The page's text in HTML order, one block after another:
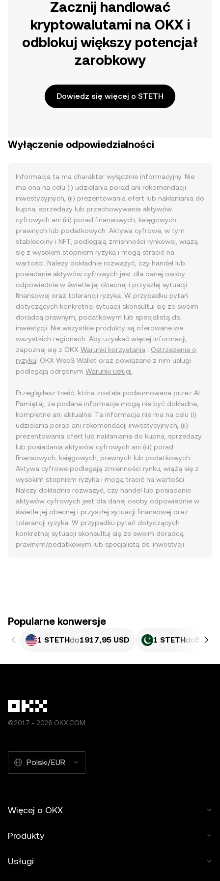
Zacznij handlować
kryptowalutami na OKX i
odblokuj większy potencjał
zarobkowy
Dowiedz się więcej o STETH
Wyłączenie odpowiedzialności
Informacja ta ma charakter wyłącznie informacyjny. Nie
ma ona na celu (i) udzielania porad ani rekomendacji
inwestycyjnych, (ii) prezentowania ofert lub nakłaniania do
kupna, sprzedaży lub przechowywania aktywów
cyfrowych ani (iii) porad finansowych, księgowych,
prawnych lub podatkowych. Aktywa cyfrowe, w tym
stablecoiny i NFT, podlegają zmienności rynkowej, wiążą
się z wysokim stopniem ryzyka i mogą stracić na
wartości. Należy dokładnie rozważyć, czy handel lub
posiadanie aktywów cyfrowych jest dla danej osoby
odpowiednie w świetle jej obecnej i przyszłej sytuacji
finansowej oraz tolerancji ryzyka. W przypadku pytań
dotyczących konkretnej sytuacji skonsultuj się ze swoim
doradcą prawnym, podatkowym lub specjalistą ds.
inwestycji. Nie wszystkie produkty są oferowane we
wszystkich regionach. Aby uzyskać więcej informacji,
zapoznaj się z OKX Warunki korzystania i Ostrzeżenie o
ryzyku . OKX Web3 Wallet oraz powiązane z nim usługi
podlegają odrębnym Warunki usługi
Przeglądasz treść, która została podsumowana przez AI.
Pamiętaj, że podane informacje mogą nie być dokładne,
kompletne ani aktualne. Ta informacja nie ma na celu (i)
udzielania porad ani rekomendacji inwestycyjnych, (ii)
prezentowania ofert lub nakłaniania do kupna, sprzedaży
lub posiadania aktywów cyfrowych ani (iii) porad
finansowych, księgowych, prawnych lub podatkowych.
Aktywa cyfrowe podlegają zmienności rynku, wiążą się z
wysokim stopniem ryzyka i mogą tracić na wartości.
Należy dokładnie rozważyć, czy handel lub posiadanie
aktywów cyfrowych jest dla danej osoby odpowiednie w
świetle jej obecnej i przyszłej sytuacji finansowej oraz
tolerancji ryzyka. W przypadku pytań dotyczących
konkretnej sytuacji skonsultuj się ze swoim doradcą
prawnym/podatkowym lub specjalistą ds. inwestycji.
Popularne konwersje
1 STETHdo1917,95 USD 1 STETHdo532
©2017 - 2026 OKX.COM
Polski/EUR
Więcej o OKX
Produkty
Usługi